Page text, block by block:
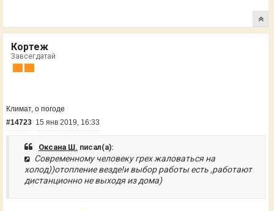
Кортеж
Завсегдатай
Климат, о погоде
#14723 15 янв 2019, 16:33
Оксана Ш. писал(а):
Современному человеку грех жаловаться на
холод))отопление везде!и выбор работы есть ,работают
дистанционно не выходя из дома)